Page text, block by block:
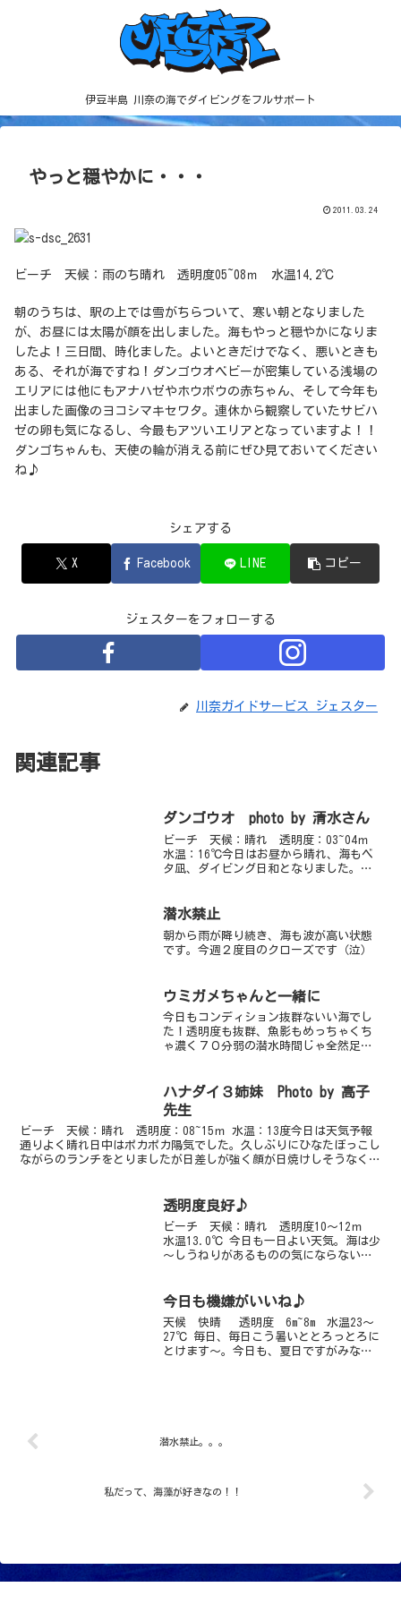
伊豆半島 川奈の海でダイビングをフルサポート
やっと穏やかに・・・
2011.03.24
ビーチ 天候：雨のち晴れ 透明度05~08ｍ 水温14.2℃
朝のうちは、駅の上では雪がちらついて、寒い朝となりました
が、お昼には太陽が顔を出しました。海もやっと穏やかになりま
したよ！三日間、時化ました。よいときだけでなく、悪いときも
ある、それが海ですね！ダンゴウオベビーが密集している浅場の
エリアには他にもアナハゼやホウボウの赤ちゃん、そして今年も
出ました画像のヨコシマキセワタ。連休から観察していたサビハ
ゼの卵も気になるし、今最もアツいエリアとなっていますよ！！
ダンゴちゃんも、天使の輪が消える前にぜひ見ておいてください
ね♪
シェアする
X Facebook LINE コピー
ジェスターをフォローする
川奈ガイドサービス ジェスター
関連記事
ダンゴウオ photo by 清水さん
ビーチ 天候：晴れ 透明度：03~04ｍ
水温：16℃今日はお昼から晴れ、海もベ
タ凪、ダイビング日和となりました。透
タカノハダイとかブダイとか、ちょっと
潜水禁止
朝から雨が降り続き、海も波が高い状態
です。今週２度目のクローズです（泣）
ウミガメちゃんと一緒に
今日もコンディション抜群ないい海でし
た！透明度も抜群、魚影もめっちゃくち
ゃ濃く７０分弱の潜水時間じゃ全然足り
出没しているゼニガメサイズの子ガメち
ゃん。ゆーっくり一緒...
ハナダイ３姉妹 Photo by 高子
先生
ビーチ 天候：晴れ 透明度：08~15ｍ 水温：13度今日は天気予報
通りよく晴れ日中はポカポカ陽気でした。久しぶりにひなたぼっこし
ながらのランチをとりましたが日差しが強く顔が日焼けしそうなくら
透明度良好♪
ビーチ 天候：晴れ 透明度10～12ｍ
水温13.0℃ 今日も一日よい天気。海は少
～しうねりがあるものの気にならないほ
キレイで、クロサギがた～くさん漂って
今日も機嫌がいいね♪
天候 快晴 透明度 6m~8m 水温23～
27℃ 毎日、毎日こう暑いととろっとろに
とけます～。今日も、夏日ですがみなさ
潜水禁止。。。
私だって、海藻が好きなの！！